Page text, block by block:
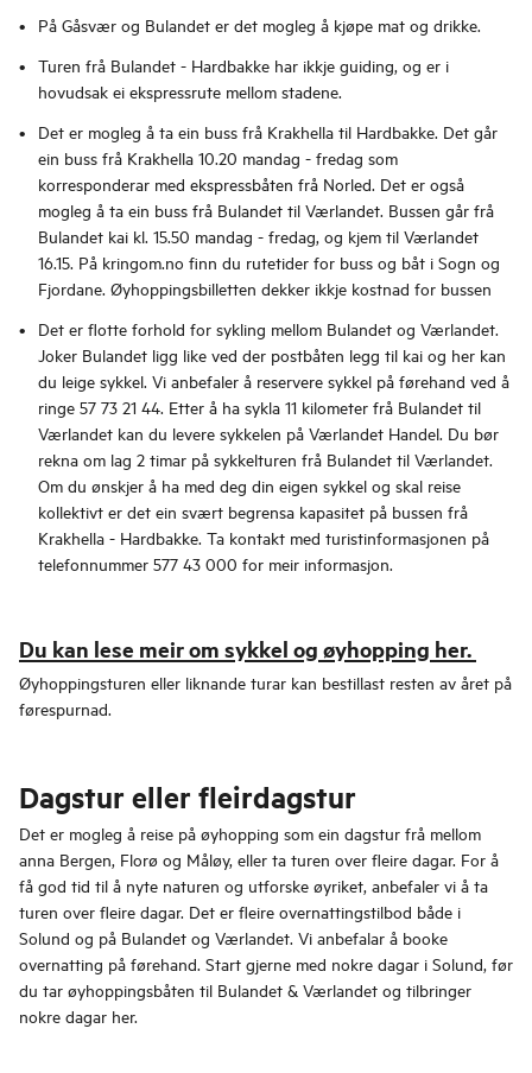
På Gåsvær og Bulandet er det mogleg å kjøpe mat og drikke.
Turen frå Bulandet - Hardbakke har ikkje guiding, og er i
hovudsak ei ekspressrute mellom stadene.
Det er mogleg å ta ein buss frå Krakhella til Hardbakke. Det går
ein buss frå Krakhella 10.20 mandag - fredag som
korresponderar med ekspressbåten frå Norled. Det er også
mogleg å ta ein buss frå Bulandet til Værlandet. Bussen går frå
Bulandet kai kl. 15.50 mandag - fredag, og kjem til Værlandet
16.15. På kringom.no finn du rutetider for buss og båt i Sogn og
Fjordane. Øyhoppingsbilletten dekker ikkje kostnad for bussen
Det er flotte forhold for sykling mellom Bulandet og Værlandet.
Joker Bulandet ligg like ved der postbåten legg til kai og her kan
du leige sykkel. Vi anbefaler å reservere sykkel på førehand ved å
ringe 57 73 21 44. Etter å ha sykla 11 kilometer frå Bulandet til
Værlandet kan du levere sykkelen på Værlandet Handel. Du bør
rekna om lag 2 timar på sykkelturen frå Bulandet til Værlandet.
Om du ønskjer å ha med deg din eigen sykkel og skal reise
kollektivt er det ein svært begrensa kapasitet på bussen frå
Krakhella - Hardbakke. Ta kontakt med turistinformasjonen på
telefonnummer 577 43 000 for meir informasjon.
Du kan lese meir om sykkel og øyhopping her.
Øyhoppingsturen eller liknande turar kan bestillast resten av året på
førespurnad.
Dagstur eller fleirdagstur
Det er mogleg å reise på øyhopping som ein dagstur frå mellom
anna Bergen, Florø og Måløy, eller ta turen over fleire dagar. For å
få god tid til å nyte naturen og utforske øyriket, anbefaler vi å ta
turen over fleire dagar. Det er fleire overnattingstilbod både i
Solund og på Bulandet og Værlandet. Vi anbefalar å booke
overnatting på førehand. Start gjerne med nokre dagar i Solund, før
du tar øyhoppingsbåten til Bulandet & Værlandet og tilbringer
nokre dagar her.